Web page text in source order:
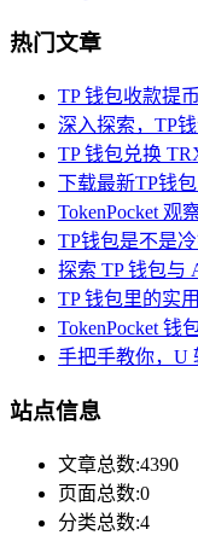
热门文章
TP 钱包收款提
深入探索，TP
TP 钱包兑换
下载最新TP钱
TokenPocket 观
TP钱包是不是
探索 TP 钱包与
TP 钱包里的实
TokenPocket 钱
手把手教你，U
站点信息
文章总数:4390
页面总数:0
分类总数:4